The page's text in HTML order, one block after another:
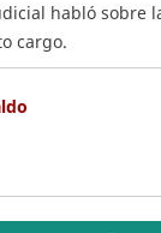
habló sobre
cargo.